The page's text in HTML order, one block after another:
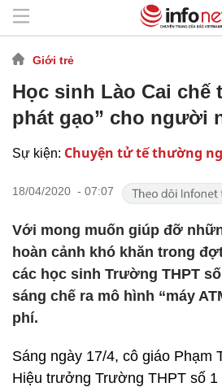
Giới trẻ
Học sinh Lào Cai chế
phát gạo” cho người
Sự kiện: Chuyện tử tế thường
18/04/2020 - 07:07
Với mong muốn giúp đỡ
hoàn cảnh khó khăn trong
các học sinh Trường THPT
sáng chế ra mô hình “máy
phí.
Sáng ngày 17/4, cô giáo Phạm
Hiệu trưởng Trường THPT số 1